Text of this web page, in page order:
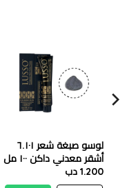
لوسو صبغة شعر ٦.١٠١
أشقر معدني داكن ١٠٠ مل
1.200 دب